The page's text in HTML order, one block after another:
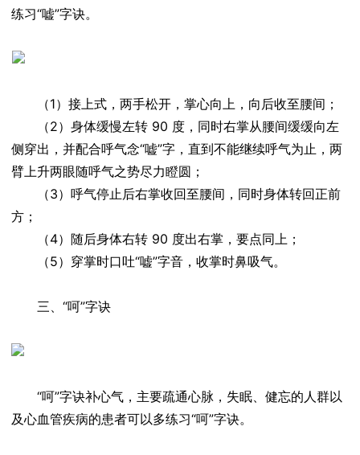
练习“嘘”字诀。
（1）接上式，两手松开，掌心向上，向后收至腰间；
（2）身体缓慢左转 90 度，同时右掌从腰间缓缓向左
侧穿出，并配合呼气念“嘘”字，直到不能继续呼气为止，两
臂上升两眼随呼气之势尽力瞪圆；
（3）呼气停止后右掌收回至腰间，同时身体转回正前
方；
（4）随后身体右转 90 度出右掌，要点同上；
（5）穿掌时口吐“嘘”字音，收掌时鼻吸气。
三、“呵”字诀
“呵”字诀补心气，主要疏通心脉，失眠、健忘的人群以
及心血管疾病的患者可以多练习“呵”字诀。